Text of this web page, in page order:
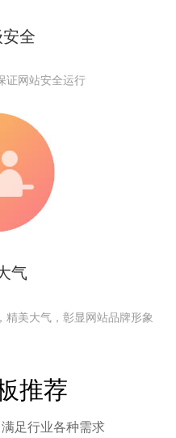
全
证网站安全运行
气
精美大气，彰显网站品牌形象
推荐
足行业各种需求